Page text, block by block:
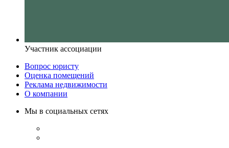
Участник ассоциации
Вопрос юристу
Оценка помещений
Реклама недвижимости
О компании
Мы в социальных сетях